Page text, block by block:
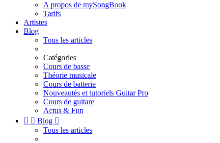
A propos de mySongBook
Tarifs
Artistes
Blog
Tous les articles
Catégories
Cours de basse
Théorie musicale
Cours de batterie
Nouveautés et tutoriels Guitar Pro
Cours de guitare
Actus & Fun
  Blog 
Tous les articles